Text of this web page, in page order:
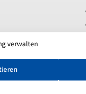
verwalten